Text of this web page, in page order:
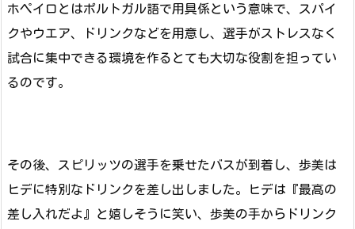
ホペイロとはポルトガル語で用具係という意味で、スパイ
クやウエア、ドリンクなどを用意し、選手がストレスなく
試合に集中できる環境を作るとても大切な役割を担ってい
るのです。
その後、スピリッツの選手を乗せたバスが到着し、歩美は
ヒデに特別なドリンクを差し出しました。ヒデは『最高の
差し入れだよ』と嬉しそうに笑い、歩美の手からドリンク